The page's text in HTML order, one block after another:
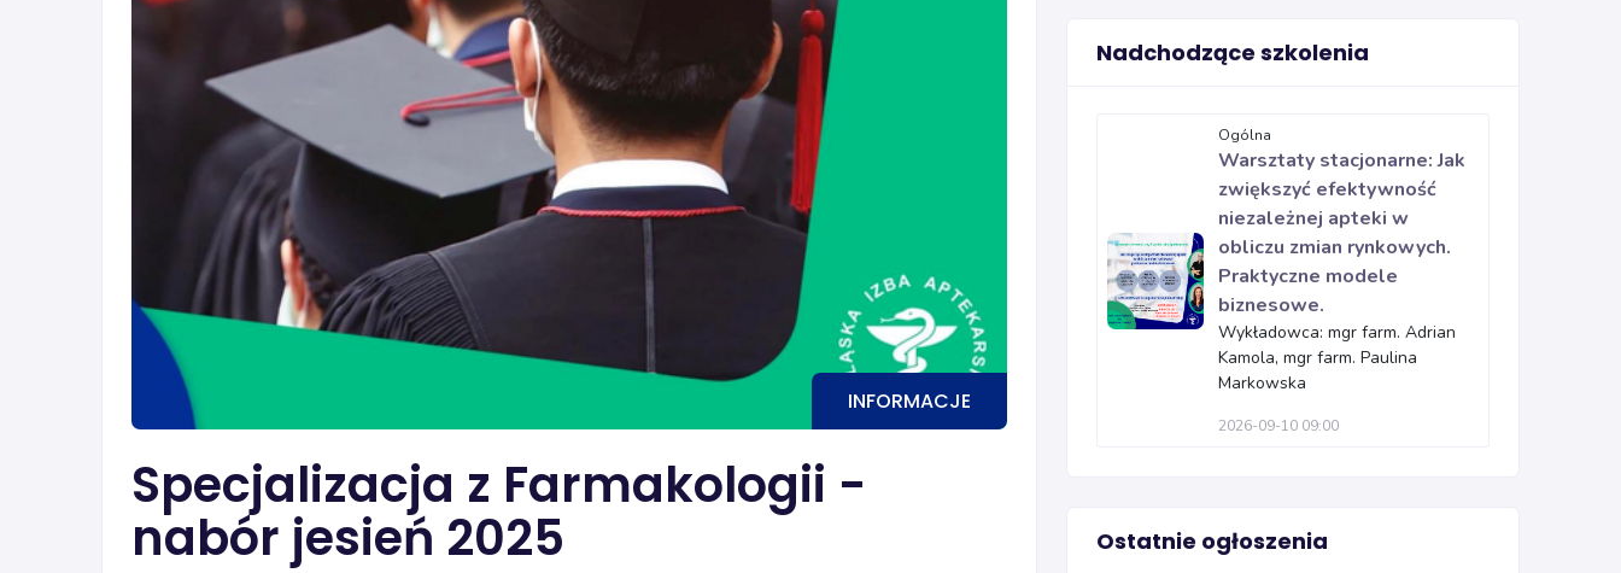
INFORMACJE
Specjalizacja z Farmakologii -
nabór jesień 2025
Nadchodzące szkolenia
Ogólna
Warsztaty stacjonarne: Jak
zwiększyć efektywność
niezależnej apteki w
obliczu zmian rynkowych.
Praktyczne modele
biznesowe.
Wykładowca: mgr farm. Adrian
Kamola, mgr farm. Paulina
Markowska
2026-09-10 09:00
Ostatnie ogłoszenia